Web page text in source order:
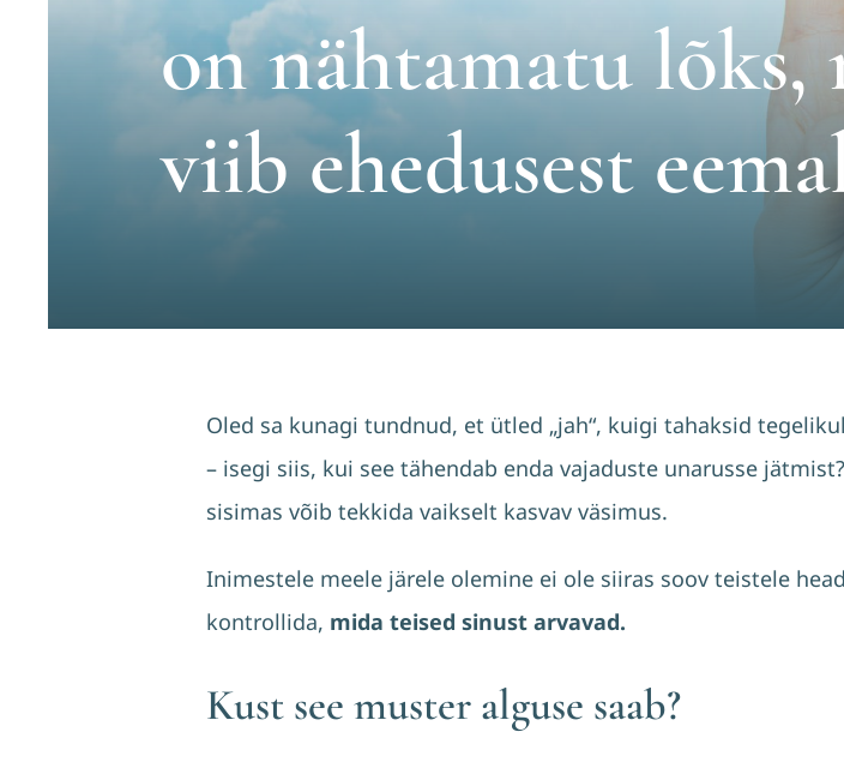
on nähtamatu lõks,
viib ehedusest
Oled sa kunagi tundnud, et ütled „jah“, kuigi tahaksid
– isegi siis, kui see tähendab enda vajaduste unarusse
sisimas võib tekkida vaikselt kasvav väsimus.
Inimestele meele järele olemine ei ole siiras soov teistele
kontrollida, mida teised sinust arvavad.
Kust see muster alguse saab?